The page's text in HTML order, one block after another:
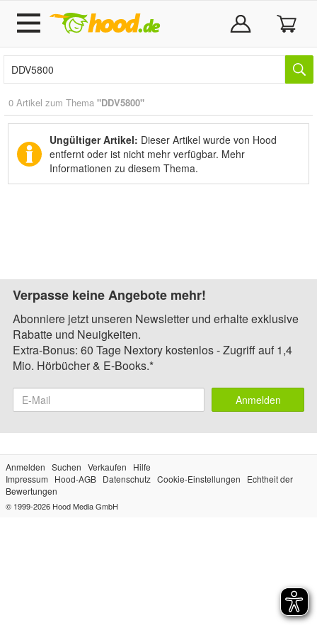
0 Artikel zum Thema "DDV5800"
Ungültiger Artikel: Dieser Artikel wurde von Hood
entfernt oder ist nicht mehr verfügbar. Mehr
Informationen zu diesem Thema.
Verpasse keine Angebote mehr!
Abonniere jetzt unseren Newsletter und erhalte exklusive
Rabatte und Neuigkeiten.
Extra-Bonus: 60 Tage Nextory kostenlos - Zugriff auf 1,4
Mio. Hörbücher & E-Books.*
Anmelden
Anmelden Suchen Verkaufen
Hilfe
Impressum
Hood-AGB Datenschutz Cookie-Einstellungen
Echtheit der
Bewertungen
© 1999-2026 Hood Media GmbH